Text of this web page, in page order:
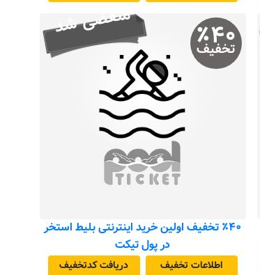
منقضی شد ۴۰٪
تخفیف
٪۴۰ تخفیف اولین خرید اینترنتی بلیط استخر
در پول تیکت
اطلاعات تخفیف دریافت کد‌تخفیف